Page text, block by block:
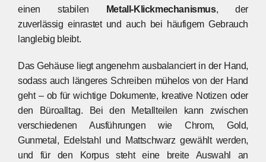
einen stabilen
Metall-Klickmechanismus, der
zuverlässig einrastet und auch bei häufigem Gebrauch
langlebig bleibt.
Das Gehäuse liegt angenehm ausbalanciert in der Hand,
sodass auch längeres Schreiben mühelos von der Hand
geht – ob für wichtige Dokumente, kreative Notizen oder
den Büroalltag. Bei den Metallteilen kann zwischen
verschiedenen Ausführungen wie Chrom, Gold,
Gunmetal, Edelstahl und Mattschwarz gewählt werden,
und für den Korpus steht eine breite Auswahl an